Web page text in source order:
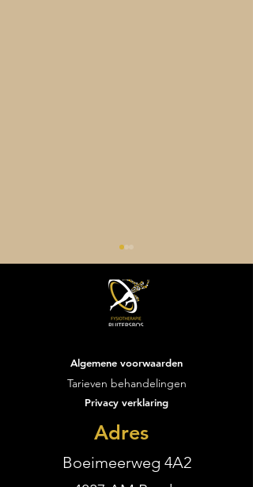
Vacature performance
trainer
Algemene voorwaarden
Tarieven behandelingen
Privacy verklaring
Adres
Boeimeerweg 4A2